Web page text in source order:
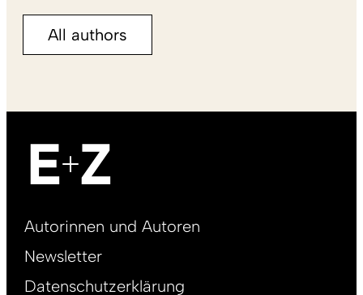
All authors
Footer
DE
Autorinnen und Autoren
Newsletter
Datenschutzerklärung